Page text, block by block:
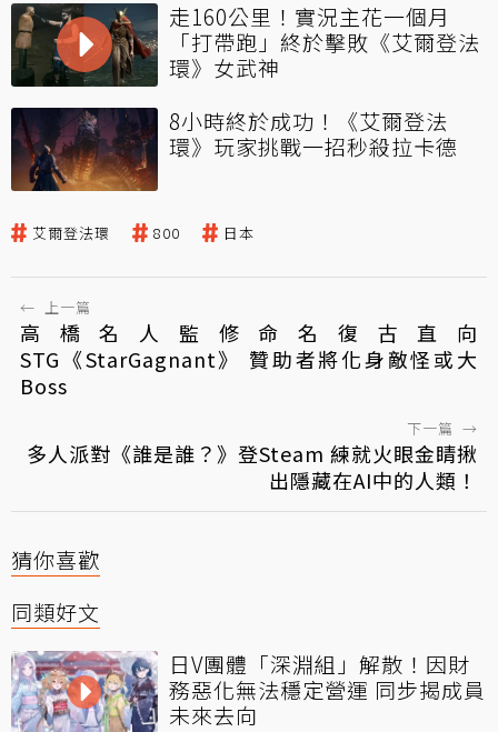
走160公里！實況主花一個月
「打帶跑」終於擊敗《艾爾登法
環》女武神
8小時終於成功！《艾爾登法
環》玩家挑戰一招秒殺拉卡德
艾爾登法環 800 日本
← 上一篇
高橋名人監修命名復古直向
STG《StarGagnant》 贊助者將化身敵怪或大
Boss
下一篇 →
多人派對《誰是誰？》登Steam 練就火眼金睛揪
出隱藏在AI中的人類！
猜你喜歡
同類好文
日V團體「深淵組」解散！因財
務惡化無法穩定營運 同步揭成員
未來去向